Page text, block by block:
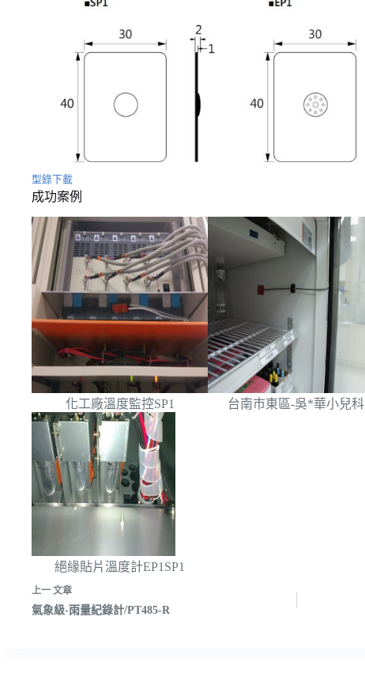
型錄下載
成功案例
化工廠溫度監控SP1 台南市東區-吳*華小兒科
絕緣貼片溫度計EP1SP1
上一 文章
氣象級-雨量紀錄計/PT485-R